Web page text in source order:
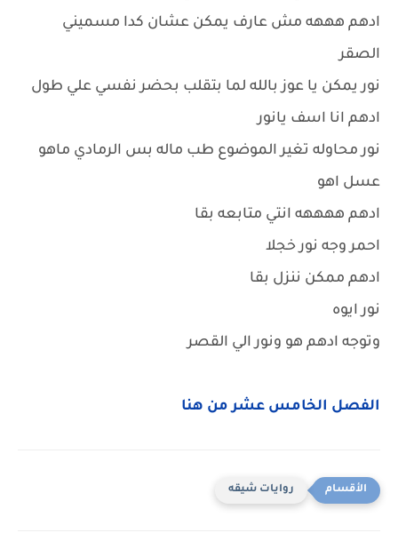
ادهم هههه مش عارف يمكن عشان كدا مسميني
الصقر
نور يمكن يا عوز بالله لما بتقلب بحضر نفسي علي طول
ادهم انا اسف يانور
نور محاوله تغير الموضوع طب ماله بس الرمادي ماهو
عسل اهو
ادهم ههههه انتي متابعه بقا
احمر وجه نور خجلا
ادهم ممكن ننزل بقا
نور ايوه
وتوجه ادهم هو ونور الي القصر
الفصل الخامس عشر من هنا
روايات شيقه